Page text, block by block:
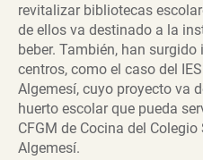
revitalizar bibliotecas
de ellos va destinado a la
beber. También, han
centros, como el caso del
Algemesí, cuyo proyecto va
huerto escolar que pueda
CFGM de Cocina del
Algemesí.